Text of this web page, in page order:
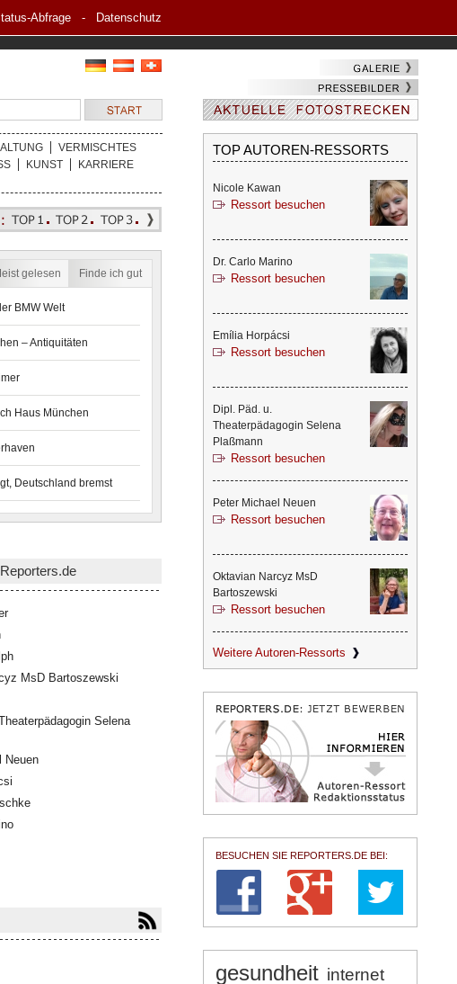
Abfrage- Datenschutz
VERMISCHTES
KUNST
KARRIERE
gelesen Finde ich gut
BMW Welt
– Antiquitäten
Haus München
Deutschland bremst
MsD Bartoszewski
Selena
Neuen
TOP AUTOREN-RESSORTS
Nicole Kawan
Ressort besuchen
Dr. Carlo Marino
Ressort besuchen
Emília Horpácsi
Ressort besuchen
Dipl. Päd. u.
Theaterpädagogin Selena
Plaßmann
Ressort besuchen
Peter Michael Neuen
Ressort besuchen
Oktavian Narcyz MsD
Bartoszewski
Ressort besuchen
Weitere Autoren-Ressorts
BESUCHEN SIE REPORTERS.DE BEI:
gesundheit internet